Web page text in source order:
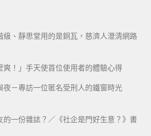
級、靜思堂用的是銅瓦，慈濟人澄清網路
爽！」手天使首位使用者的體驗心得
夜－專訪一位匿名受刑人的鐵窗時光
的一份雜誌？／《社企是門好生意？》書